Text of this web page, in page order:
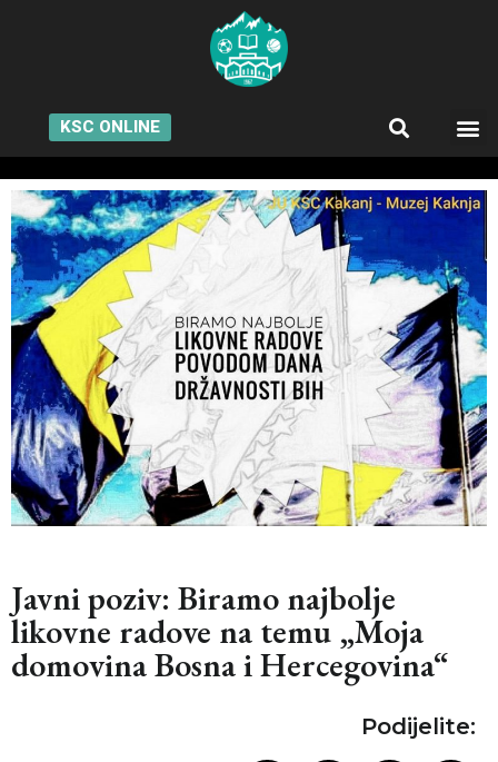
KSC ONLINE
Javni poziv: Biramo najbolje
likovne radove na temu „Moja
domovina Bosna i Hercegovina“
Podijelite: